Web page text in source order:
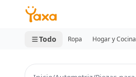
MINI CARRITO
0 productos
Todo Ropa Hogar y Cocina